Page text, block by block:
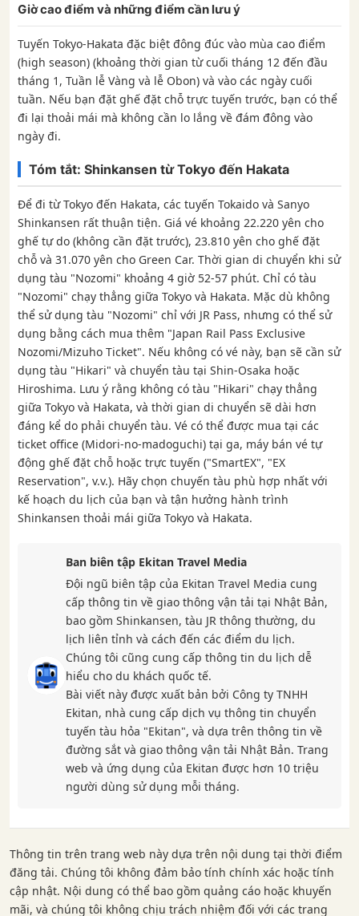
Giờ cao điểm và những điểm cần lưu ý
Tuyến Tokyo-Hakata đặc biệt đông đúc vào mùa cao điểm
(high season) (khoảng thời gian từ cuối tháng 12 đến đầu
tháng 1, Tuần lễ Vàng và lễ Obon) và vào các ngày cuối
tuần. Nếu bạn đặt ghế đặt chỗ trực tuyến trước, bạn có thể
đi lại thoải mái mà không cần lo lắng về đám đông vào
ngày đi.
Tóm tắt: Shinkansen từ Tokyo đến Hakata
Để đi từ Tokyo đến Hakata, các tuyến Tokaido và Sanyo
Shinkansen rất thuận tiện. Giá vé khoảng 22.220 yên cho
ghế tự do (không cần đặt trước), 23.810 yên cho ghế đặt
chỗ và 31.070 yên cho Green Car. Thời gian di chuyển khi sử
dụng tàu "Nozomi" khoảng 4 giờ 52-57 phút. Chỉ có tàu
"Nozomi" chạy thẳng giữa Tokyo và Hakata. Mặc dù không
thể sử dụng tàu "Nozomi" chỉ với JR Pass, nhưng có thể sử
dụng bằng cách mua thêm "Japan Rail Pass Exclusive
Nozomi/Mizuho Ticket". Nếu không có vé này, bạn sẽ cần sử
dụng tàu "Hikari" và chuyển tàu tại Shin-Osaka hoặc
Hiroshima. Lưu ý rằng không có tàu "Hikari" chạy thẳng
giữa Tokyo và Hakata, và thời gian di chuyển sẽ dài hơn
đáng kể do phải chuyển tàu. Vé có thể được mua tại các
ticket office (Midori-no-madoguchi) tại ga, máy bán vé tự
động ghế đặt chỗ hoặc trực tuyến ("SmartEX", "EX
Reservation", v.v.). Hãy chọn chuyến tàu phù hợp nhất với
kế hoạch du lịch của bạn và tận hưởng hành trình
Shinkansen thoải mái giữa Tokyo và Hakata.
Ban biên tập Ekitan Travel Media
Đội ngũ biên tập của Ekitan Travel Media cung
cấp thông tin về giao thông vận tải tại Nhật Bản,
bao gồm Shinkansen, tàu JR thông thường, du
lịch liên tỉnh và cách đến các điểm du lịch.
Chúng tôi cũng cung cấp thông tin du lịch dễ
hiểu cho du khách quốc tế.
Bài viết này được xuất bản bởi Công ty TNHH
Ekitan, nhà cung cấp dịch vụ thông tin chuyển
tuyến tàu hỏa "Ekitan", và dựa trên thông tin về
đường sắt và giao thông vận tải Nhật Bản. Trang
web và ứng dụng của Ekitan được hơn 10 triệu
người dùng sử dụng mỗi tháng.
Thông tin trên trang web này dựa trên nội dung tại thời điểm
đăng tải. Chúng tôi không đảm bảo tính chính xác hoặc tính
cập nhật. Nội dung có thể bao gồm quảng cáo hoặc khuyến
mãi, và chúng tôi không chịu trách nhiệm đối với các trang